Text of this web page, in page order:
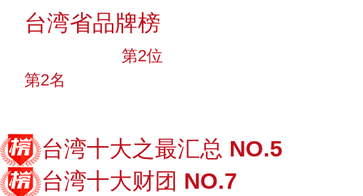
台湾省品牌榜
第2位
第2名
台湾十大之最汇总 NO.5
台湾十大财团 NO.7